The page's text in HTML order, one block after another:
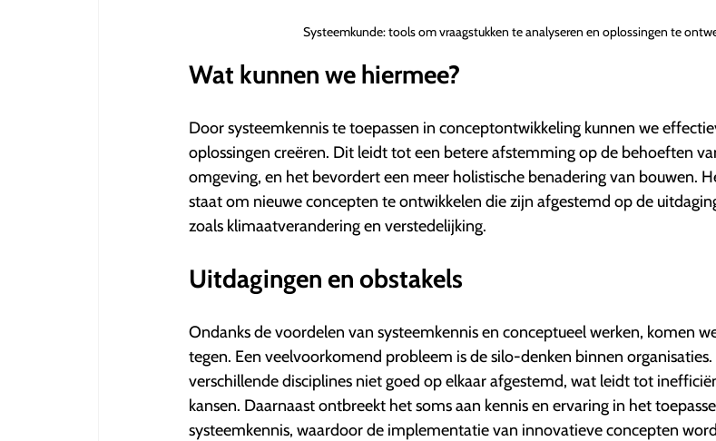
Systeemkunde: tools om vraagstukken te analyseren en oplossingen te
Wat kunnen we hiermee?
Door systeemkennis te toepassen in conceptontwikkeling kunnen we
oplossingen creëren. Dit leidt tot een betere afstemming op de behoeften
omgeving, en het bevordert een meer holistische benadering van bouwen.
staat om nieuwe concepten te ontwikkelen die zijn afgestemd op de
zoals klimaatverandering en verstedelijking.
Uitdagingen en obstakels
Ondanks de voordelen van systeemkennis en conceptueel werken, komen
tegen. Een veelvoorkomend probleem is de silo-denken binnen organisaties.
verschillende disciplines niet goed op elkaar afgestemd, wat leidt tot
kansen. Daarnaast ontbreekt het soms aan kennis en ervaring in het
systeemkennis, waardoor de implementatie van innovatieve concepten